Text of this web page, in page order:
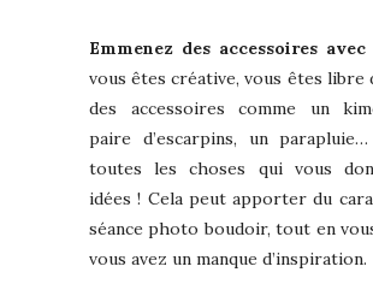
Emmenez des accessoires
vous êtes créative, vous êtes libre
des accessoires comme un
paire d’escarpins, un
toutes les choses qui vous
idées ! Cela peut apporter du
séance photo boudoir, tout en
vous avez un manque d’inspiration.